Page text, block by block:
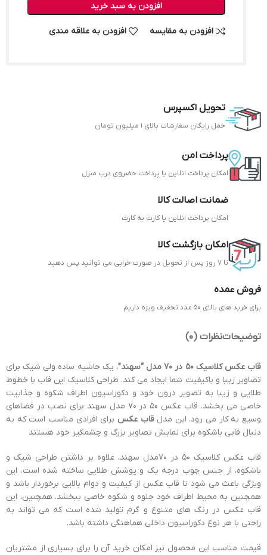
افزودن به سبد خرید
افزودن به مقایسه افزودن به علاقه مندی
تحویل اکسپرس
حمل رایگان سفارشات بالای 1 میلیون تومان
پرداخت امن
امکان پرداخت انلاین یا پرداخت حضروی درب منزل
ضمانت اصالت کالا
امکان پرداخت انلاین یا کارت به کارت
امکان بازگشت کالا
تا 7 روز پس از تحویل در صورت خرابی می توانید پس دهید
فروش عمده
برای خرید های بالای 50 عدد تخفیف ویژه داریم
توضیحاتنظرات (0)
قاب عکس کلاسیک 50 در 70 مدل “سهند”
، یک حاشیه ساده ولی شیک برای
تصاویر زیبا و باکیفیت شما ایجاد می کند. طراحی کلاسیک این قاب با خطوط
طلایی و زیبا به تصویر درون خود و دکوراسیون اطراف شکوه و جذابیت
خاصی می بخشد. قاب عکس 50 در 70 مدل سهند برای نصب در فضاهای
وسیع به کار می رود. این مدلقاب عکس برای افرادی مناسب است که به
دنبال قابی باشکوه برای نمایش تصاویر بزرگ و چشمگیر خود هستند
قاب عکس کلاسیک 50 در 70مدل سهند، علاوه بر داشتن طراحی شیک و
باشکوه، از جنس چوب درجه یک و پوشش طلایی ساخته شده است. این
ویژگی باعث می شود تا قاب عکس از کیفیت و دوام بالایی برخوردار باشد و
همچنین به محیط اطراف خود جلوه و شکوه خاصی ببخشد. همچنین، این
قاب عکس در رنگ های متنوع و گرم تولید شده است که می تواند به
راحتی با هر نوع دکوراسیون داخلی هماهنگی داشته باشد.
قیمت مناسب این محصول نیز امکان خرید آن را برای بسیاری از مشتریان